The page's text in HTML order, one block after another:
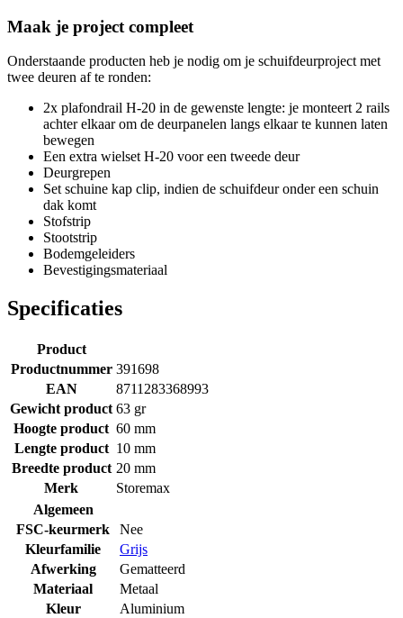
Maak je project compleet
Onderstaande producten heb je nodig om je schuifdeurproject met
twee deuren af te ronden:
2x plafondrail H-20 in de gewenste lengte: je monteert 2 rails
achter elkaar om de deurpanelen langs elkaar te kunnen laten
bewegen
Een extra wielset H-20 voor een tweede deur
Deurgrepen
Set schuine kap clip, indien de schuifdeur onder een schuin
dak komt
Stofstrip
Stootstrip
Bodemgeleiders
Bevestigingsmateriaal
Specificaties
Product
Productnummer 391698
EAN
8711283368993
Gewicht product 63 gr
Hoogte product 60 mm
Lengte product 10 mm
Breedte product 20 mm
Merk
Storemax
Algemeen
FSC-keurmerk
Nee
Kleurfamilie
Grijs
Afwerking
Gematteerd
Materiaal
Metaal
Kleur
Aluminium